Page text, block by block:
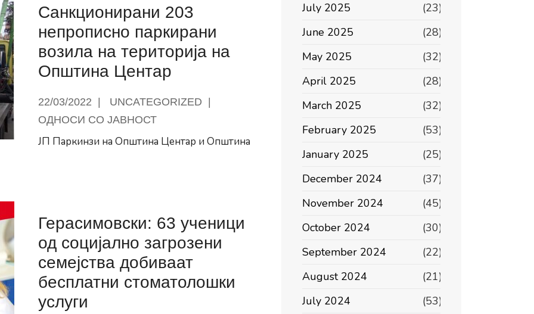
дека
се
продавало
државно
земјиште
„Треска“,
Шанса
за
Санкционирани 203
непрописно паркирани
возила на територија на
Општина Центар
22/03/2022 UNCATEGORIZED
ОДНОСИ СО ЈАВНОСТ
ЈП Паркинзи на Општина Центар и Општина
Герасимовски: 63 ученици
од социјално загрозени
семејства добиваат
бесплатни стоматолошки
услуги
July 2025
(23)
June 2025
(28)
May 2025
(32)
April 2025
(28)
March 2025
(32)
February 2025
(53)
January 2025
(25)
December 2024
(37)
November 2024
(45)
October 2024
(30)
September 2024
(22)
August 2024
(21)
July 2024
(53)